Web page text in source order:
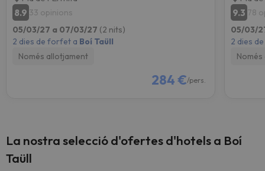
8.9 33 opinions
05/03/27 a 07/03/27 (2 nits)
2 dies de forfet a Boí Taüll
Només allotjament
284 €/pers.
9.3 78
05/03/
2 dies
La nostra selecció d'ofertes d'hotels a Boí
Taüll